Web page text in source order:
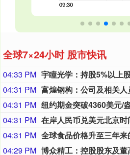
全球7×24小时 股市快讯
04:33 PM
04:31 PM
04:31 PM 纽约期金突破4360美元/
04:31 PM
04:31 PM 全球食品价格升至三年
04:29 PM 博众精工：控股股东及